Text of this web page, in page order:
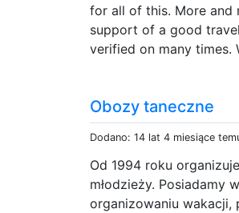
for all of this. More and
support of a good
verified on many times.
Obozy taneczne
Dodano: 14 lat 4 miesiące
Od 1994 roku
młodzieży. Posiadamy
organizowaniu wakacji,